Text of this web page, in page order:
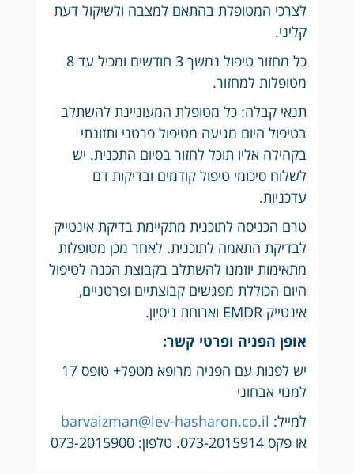
לצרכי המטופלת בהתאם למצבה ולשיקול דעת
קליני.
כל מחזור טיפול נמשך 3 חודשים ומכיל עד 8
מטופלות למחזור.
⁠תנאי קבלה: כל מטופלת המעוניינת להשתלב
בטיפול היום מגיעה מטיפול פרטני ותזונתי
בקהילה אליו תוכל לחזור בסיום התכנית. יש
לשלוח סיכומי טיפול קודמים ובדיקות דם
עדכניות.
טרם הכניסה לתוכנית מתקיימת בדיקת אינטייק
לבדיקת התאמה לתוכנית. לאחר מכן מטופלות
מתאימות יוזמנו להשתלב בקבוצת הכנה לטיפול
היום הכוללת מפגשים קבוצתיים ופרטניים,
אינטייק EMDR וארוחת ניסיון.
אופן הפניה ופרטי קשר:
יש לפנות עם הפניה מרופא מטפל+ טופס 17
למנוי אבחוני
למייל:barvaizman@lev-hasharon.co.il
או פקס 073-2015914. טלפון: 073-2015900